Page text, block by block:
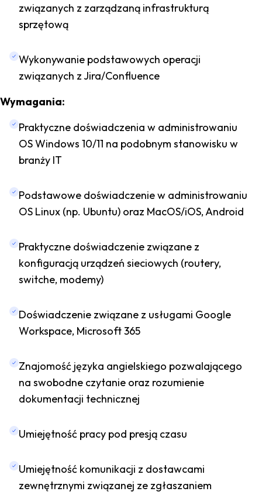
związanych z zarządzaną infrastrukturą
sprzętową
Wykonywanie podstawowych operacji
związanych z Jira/Confluence
Wymagania:
Praktyczne doświadczenia w administrowaniu
OS Windows 10/11 na podobnym stanowisku w
branży IT
Podstawowe doświadczenie w administrowaniu
OS Linux (np. Ubuntu) oraz MacOS/iOS, Android
Praktyczne doświadczenie związane z
konfiguracją urządzeń sieciowych (routery,
switche, modemy)
Doświadczenie związane z usługami Google
Workspace, Microsoft 365
Znajomość języka angielskiego pozwalającego
na swobodne czytanie oraz rozumienie
dokumentacji technicznej
Umiejętność pracy pod presją czasu
Umiejętność komunikacji z dostawcami
zewnętrznymi związanej ze zgłaszaniem